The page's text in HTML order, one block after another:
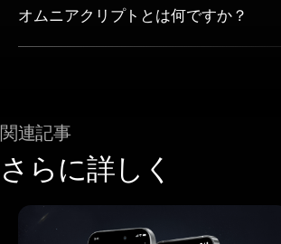
オムニアクリプトとは何ですか？
関連記事
さらに詳しく